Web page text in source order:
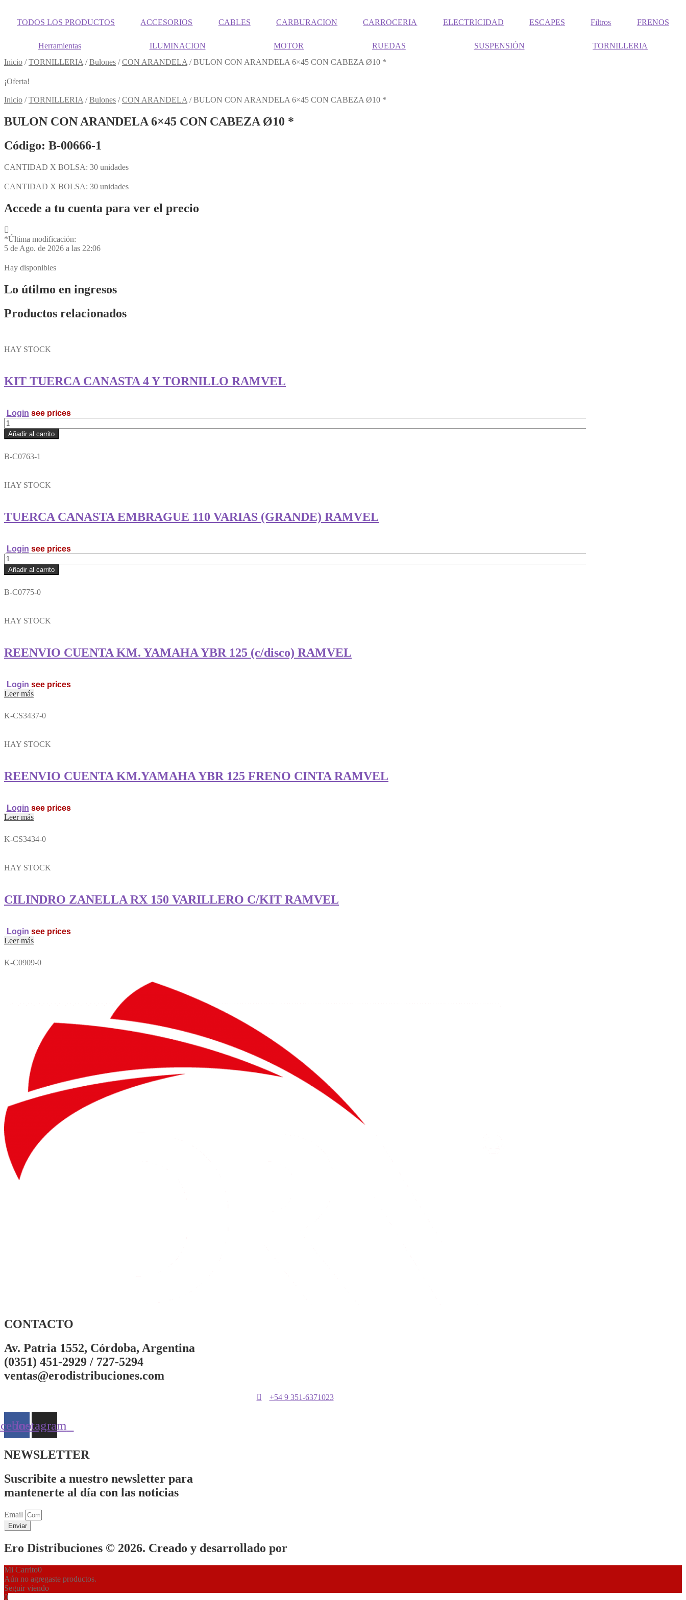
TODOS LOS PRODUCTOS ACCESORIOS CABLES CARBURACION CARROCERIA ELECTRICIDAD ESCAPES Filtros FRENOS
Herramientas ILUMINACION MOTOR RUEDAS SUSPENSIÓN
TORNILLERIA
Inicio /TORNILLERIA /Bulones /CON ARANDELA /BULON CON ARANDELA 6×45 CON CABEZA Ø10 *
¡Oferta!
Inicio /TORNILLERIA /Bulones /CON ARANDELA /BULON CON ARANDELA 6×45 CON CABEZA Ø10 *
BULON CON ARANDELA 6×45 CON CABEZA Ø10 *
Código: B-00666-1
CANTIDAD X BOLSA: 30 unidades
CANTIDAD X BOLSA: 30 unidades
Accede a tu cuenta para ver el precio
*Última modificación:
5 de Ago. de 2026 a las 22:06
Hay disponibles
Lo útilmo en ingresos
Productos relacionados
B-C0763-1
HAY STOCK
KIT TUERCA CANASTA 4 Y TORNILLO RAMVEL
Login see prices
KIT
TUERCA
CANASTA
Y
cantidad
Añadir al carrito
B-C0775-0
HAY STOCK
TUERCA CANASTA EMBRAGUE 110 VARIAS (GRANDE) RAMVEL
Login see prices
TUERCA
CANASTA
EMBRAGUE
VARIAS
cantidad
Añadir al carrito
K-CS3437-0
HAY STOCK
REENVIO CUENTA KM. YAMAHA YBR 125 (c/disco) RAMVEL
Login see prices
Leer más
K-CS3434-0
HAY STOCK
REENVIO CUENTA KM.YAMAHA YBR 125 FRENO CINTA RAMVEL
Login see prices
Leer más
K-C0909-0
HAY STOCK
CILINDRO ZANELLA RX 150 VARILLERO C/KIT RAMVEL
Login see prices
Leer más
CONTACTO
Av. Patria 1552, Córdoba, Argentina
(0351) 451-2929 / 727-5294
ventas@erodistribuciones.com
+54 9 351-6371023
Instagram
NEWSLETTER
Suscribite a nuestro newsletter para
mantenerte al día con las noticias
Email
Enviar
Ero Distribuciones © 2026. Creado y desarrollado por
Mi Carrito0
Aún no agregaste productos.
Seguir viendo
0